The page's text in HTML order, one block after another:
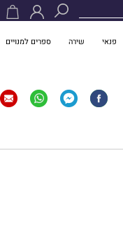
פנאי שירה ספרים למנויים